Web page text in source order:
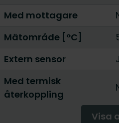
Med mottagare
Mätområde [°C]
Extern sensor
Med termisk
återkoppling
Visa